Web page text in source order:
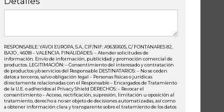
RESPONSABLE: YAVOI EUROPA, S.A., CIF/NIF: A96361605, C/ FONTANARES 82,
BAJO , 46018 – VALENCIA. FINALIDADES: – Atender solicitudes de
información. Envío de información, publicidad y promoción comercial de
productos. LEGITIMACIÓN: – Consentimiento del interesado y contratación
de productos y/o servicios del Responsable DESTINATARIOS: – No se ceden
datos a terceros, salvo obligación legal – Personas físicas o jurídicas
directamente relacionadas con el Responsable – Encargados de Tratamiento
de la U.E. o adheridos al Privacy Shield DERECHOS: – Revocar el
consentimiento – Acceso, rectificación, supresión, limitación u oposición al
tratamiento, derecho a no ser objeto de decisiones automatizadas, así como
a obtener información clara y transparente sobre el tratamiento de los datos